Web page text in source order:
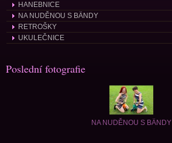
HANEBNICE
NA NUDĚNOU S BÄNDY
RETROŠKY
UKULEČNICE
Poslední fotografie
NA NUDĚNOU S BÄNDY